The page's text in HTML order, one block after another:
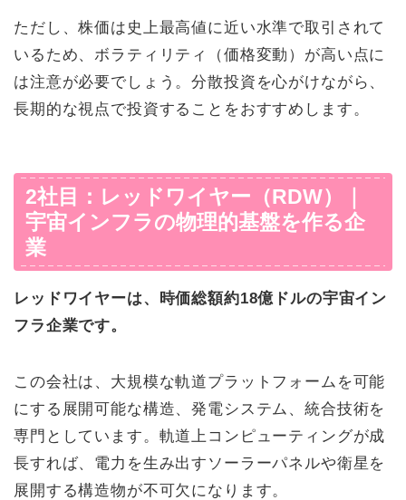
ただし、株価は史上最高値に近い水準で取引されて
いるため、ボラティリティ（価格変動）が高い点に
は注意が必要でしょう。分散投資を心がけながら、
長期的な視点で投資することをおすすめします。
2社目：レッドワイヤー（RDW）｜
宇宙インフラの物理的基盤を作る企
業
レッドワイヤーは、時価総額約18億ドルの宇宙イン
フラ企業です。
この会社は、大規模な軌道プラットフォームを可能
にする展開可能な構造、発電システム、統合技術を
専門としています。軌道上コンピューティングが成
長すれば、電力を生み出すソーラーパネルや衛星を
展開する構造物が不可欠になります。